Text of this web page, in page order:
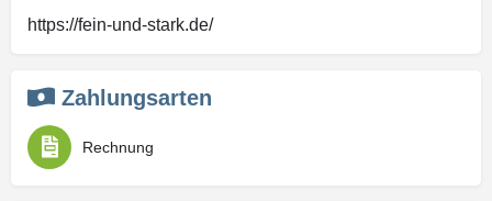
https://fein-und-stark.de/
Zahlungsarten
Rechnung